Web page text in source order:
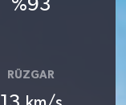
%93
RÜZGAR